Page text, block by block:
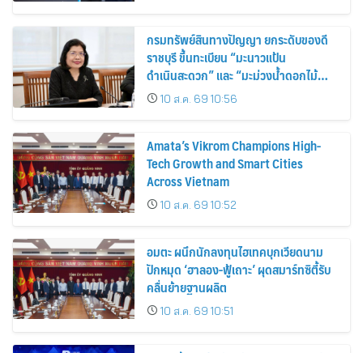
กรมทรัพย์สินทางปัญญา ยกระดับของดี
ราชบุรี ขึ้นทะเบียน “มะนาวแป้น
ดำเนินสะดวก” และ “มะม่วงน้ำดอกไม้
ราชบุรี” เป็น GI น้องใหม่ เดินหน้าเพิ่ม
มูลค่าเกษตรอัตลักษณ์ ขับเคลื่อน
เศรษฐกิจชุมชน
10 ส.ค. 69 10:56
Amata’s Vikrom Champions High-
Tech Growth and Smart Cities
Across Vietnam
10 ส.ค. 69 10:52
อมตะ ผนึกนักลงทุนไฮเทคบุกเวียดนาม
ปักหมุด ‘ฮาลอง-ฟู้เถาะ’ ผุดสมาร์ทซิตี้รับ
คลื่นย้ายฐานผลิต
10 ส.ค. 69 10:51